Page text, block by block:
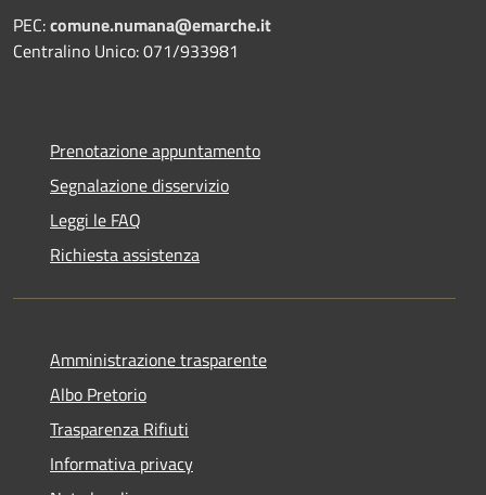
PEC:comune.numana@emarche.it
Centralino Unico: 071/933981
Prenotazione appuntamento
Segnalazione disservizio
Leggi le FAQ
Richiesta assistenza
Amministrazione trasparente
Albo Pretorio
Trasparenza Rifiuti
Informativa privacy